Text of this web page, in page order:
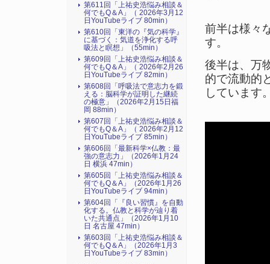
前半は様々
す。
後半は、万
的で流動的
しています
第611回「上祐史浩悩み相談＆
何でもQ＆A」（ 2026年3月12
日YouTubeライブ 80min）
第610回「東洋の『気の科学』
に基づく：気道を浄化する呼
吸法と瞑想」（55min）
第609回「上祐史浩悩み相談＆
何でもQ＆A」（ 2026年2月26
日YouTubeライブ 82min）
第608回「呼吸法で意志力を鍛
える：脳科学が証明した継続
の極意」（2026年2月15日福
岡 88min）
第607回「上祐史浩悩み相談＆
何でもQ＆A」（ 2026年2月12
日YouTubeライブ 85min）
第606回「最新科学×仏教：最
強の意志力」（2026年1月24
日 横浜 47min）
第605回「上祐史浩悩み相談＆
何でもQ＆A」（2026年1月26
日YouTubeライブ 94min）
第604回「『良い習慣』を自動
化する。仏教と科学が辿り着
いた共通点」（2026年1月10
日 名古屋 47min）
第603回「上祐史浩悩み相談＆
何でもQ＆A」（2026年1月3
日YouTubeライブ 83min）